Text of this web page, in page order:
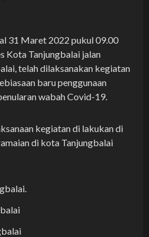
31 Maret 2022 pukul 09.00
Kota Tanjungbalai jalan
telah dilaksanakan kegiatan
baru penggunaan
wabah Covid-19.
kegiatan di lakukan di
di kota Tanjungbalai